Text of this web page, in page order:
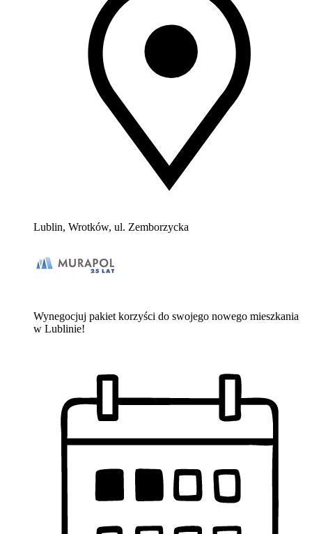
Lublin, Wrotków, ul. Zemborzycka
Wynegocjuj pakiet korzyści do swojego nowego mieszkania
w Lublinie!